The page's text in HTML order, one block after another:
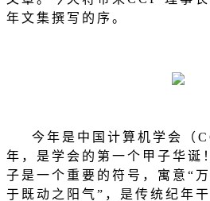
年文集撰写的序。
今年是中国计算机学会（
年，是学会的第一个甲子华诞
子是一个重要的符号，寓意 “
于既动之阳气 ” ，是传统纪年